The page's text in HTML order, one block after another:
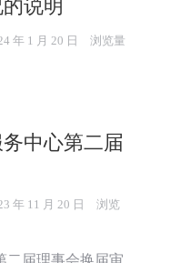
说明
年 1 月 20 日
浏览量
中心第二届
年 11 月 20 日
浏览
二届理事会换届审